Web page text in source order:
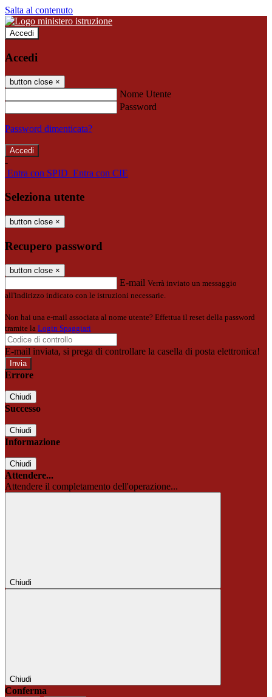
Salta al contenuto
Accedi
Accedi
button close ×
Nome Utente
Password
Password dimenticata?
-
Entra con SPID Entra con CIE
Seleziona utente
button close ×
Recupero password
button close ×
E-mail Verrà inviato un messaggio
all'indirizzo indicato con le istruzioni necessarie.
Non hai una e-mail associata al nome utente? Effettua il reset della password
tramite la Login Spaggiari
E-mail inviata, si prega di controllare la casella di posta elettronica!
Errore
Chiudi
Successo
Chiudi
Informazione
Chiudi
Attendere...
Attendere il completamento dell'operazione...
Chiudi
Chiudi
Conferma